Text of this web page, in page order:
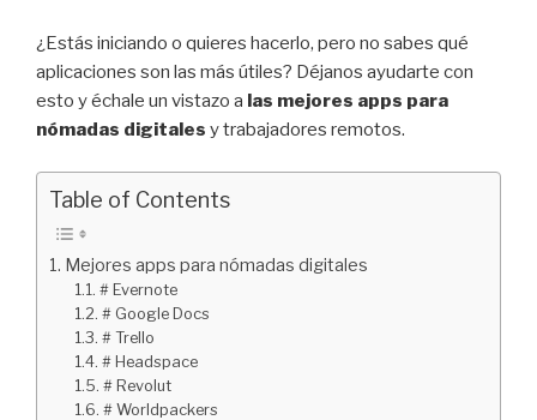
¿Estás iniciando o quieres hacerlo, pero no sabes qué
aplicaciones son las más útiles? Déjanos ayudarte con
esto y échale un vistazo a las mejores apps para
nómadas digitales y trabajadores remotos.
Table of Contents
Mejores apps para nómadas digitales
# Evernote
# Google Docs
# Trello
# Headspace
# Revolut
# Worldpackers